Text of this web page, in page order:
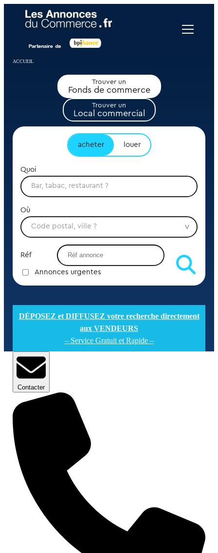
ACCUEIL
Trouver un
Fonds de commerce
Trouver un
Local commercial
acheter louer
Quoi
Où
Réf
Annonces urgentes
DÉPOSEZ et DIFFUSEZ votre recherche directement
aux VENDEURS
– Service Gratuit et Rapide –
Contacter
Panneau de gestion des cookies